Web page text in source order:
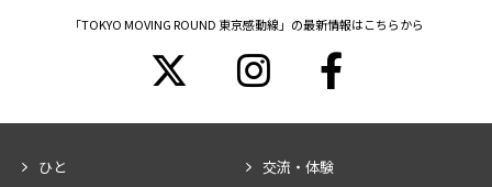
「TOKYO MOVING ROUND 東京感動線」の最新情報はこちらから
ひと
交流・体験